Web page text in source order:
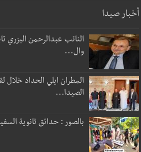
أخبار صيدا
النائب عبدالرحمن البزري
وال...
المطران ايلي الحداد خلال
الصيدا...
بالصور : حدائق ثانوية